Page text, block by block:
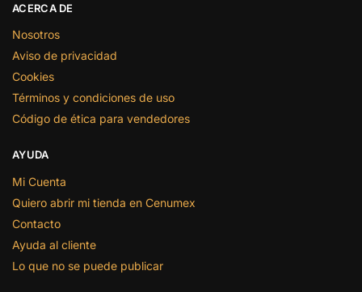
ACERCA DE
Nosotros
Aviso de privacidad
Cookies
Términos y condiciones de uso
Código de ética para vendedores
AYUDA
Mi Cuenta
Quiero abrir mi tienda en Cenumex
Contacto
Ayuda al cliente
Lo que no se puede publicar